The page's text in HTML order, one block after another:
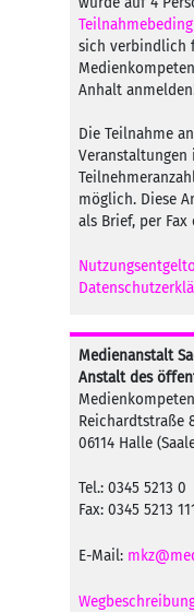
sich verbindlich
Anhalt
Die Teilnahme
Veranstaltungen
möglich. Diese
als Brief, per
Medienanstalt
Anstalt des
Reichardtstraße
06114 Halle
Tel.: 0345 5213 0
Fax: 0345 5213
E-Mail: